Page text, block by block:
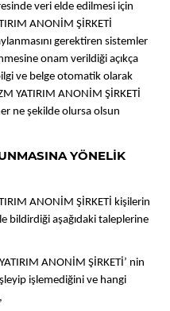
veri elde edilmesi için
ANONİM ŞİRKETİ
gerektiren sistemler
onam verildiği açıkça
ve belge otomatik olarak
YATIRIM ANONİM ŞİRKETİ
ne şekilde olursa olsun
YÖNELİK
ANONİM ŞİRKETİ kişilerin
bildirdiği aşağıdaki taleplerine
ANONİM ŞİRKETİ’ nin
işlemediğini ve hangi